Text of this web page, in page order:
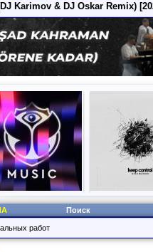
Karimov & DJ Oskar Remix)
Поиск
работ